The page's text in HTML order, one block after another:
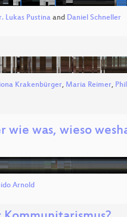
Lukas Pustina and Daniel Schneller
Krakenbürger, Maria Reimer,
wie was, wieso
Arnold